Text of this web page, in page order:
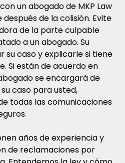
un abogado de MKP Law
de la colisión. Evite
de la parte culpable
a un abogado. Su
su caso y explicarle si tiene
Si están de acuerdo en
se encargará de
caso para usted,
todas las comunicaciones
años de experiencia y
de reclamaciones por